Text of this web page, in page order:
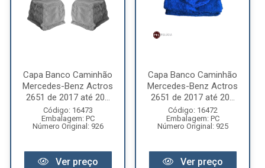
Capa Banco Caminhão
Mercedes-Benz Actros
2651 de 2017 até 20...
Código: 16473
Embalagem: PC
Número Original: 926
Ver preço
Capa Banco Caminhão
Mercedes-Benz Actros
2651 de 2017 até 20...
Código: 16472
Embalagem: PC
Número Original: 925
Ver preço